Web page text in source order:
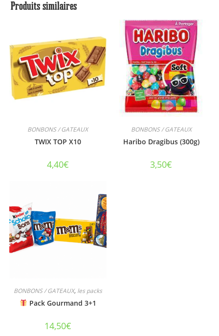
Produits similaires
BONBONS / GATEAUX
TWIX TOP X10
4,40€
BONBONS / GATEAUX
Haribo Dragibus (300g)
3,50€
BONBONS / GATEAUX, les packs
Pack Gourmand 3+1
14,50€